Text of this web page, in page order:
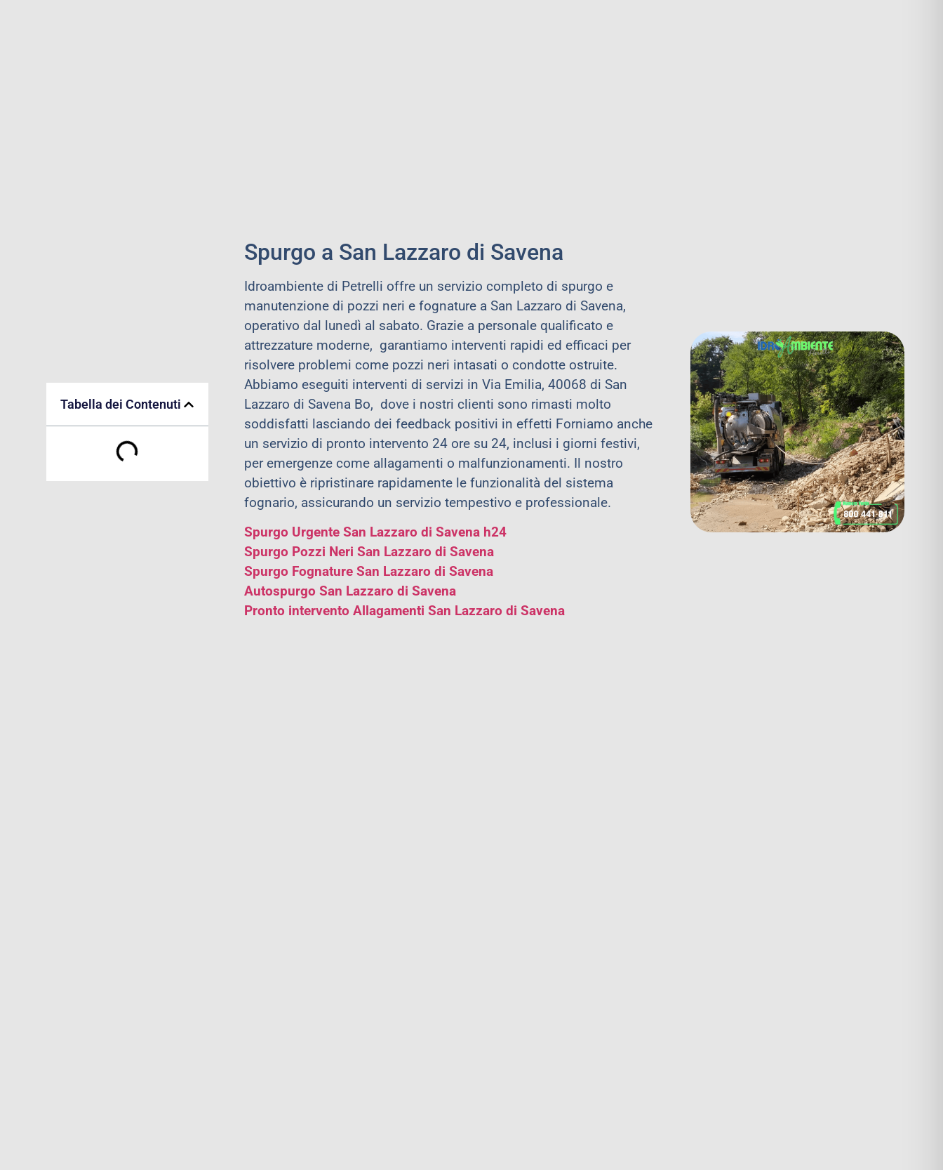
Tabella dei Contenuti
Spurgo a San Lazzaro di Savena
Idroambiente di Petrelli offre un servizio completo di spurgo e
manutenzione di pozzi neri e fognature a San Lazzaro di Savena,
operativo dal lunedì al sabato. Grazie a personale qualificato e
attrezzature moderne, garantiamo interventi rapidi ed efficaci per
risolvere problemi come pozzi neri intasati o condotte ostruite.
Abbiamo eseguiti interventi di servizi in Via Emilia, 40068 di San
Lazzaro di Savena Bo, dove i nostri clienti sono rimasti molto
soddisfatti lasciando dei feedback positivi in effetti Forniamo anche
un servizio di pronto intervento 24 ore su 24, inclusi i giorni festivi,
per emergenze come allagamenti o malfunzionamenti. Il nostro
obiettivo è ripristinare rapidamente le funzionalità del sistema
fognario, assicurando un servizio tempestivo e professionale.
Spurgo Urgente San Lazzaro di Savena h24
Spurgo Pozzi Neri San Lazzaro di Savena
Spurgo Fognature San Lazzaro di Savena
Autospurgo San Lazzaro di Savena
Pronto intervento Allagamenti San Lazzaro di Savena